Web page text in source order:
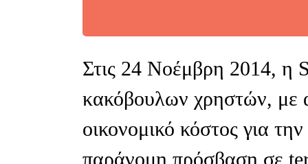
Στις 24 Νοέμβρη 2014, η
κακόβουλων χρηστών, με
οικονομικό κόστος για
παράνομη πρόσβαση σε